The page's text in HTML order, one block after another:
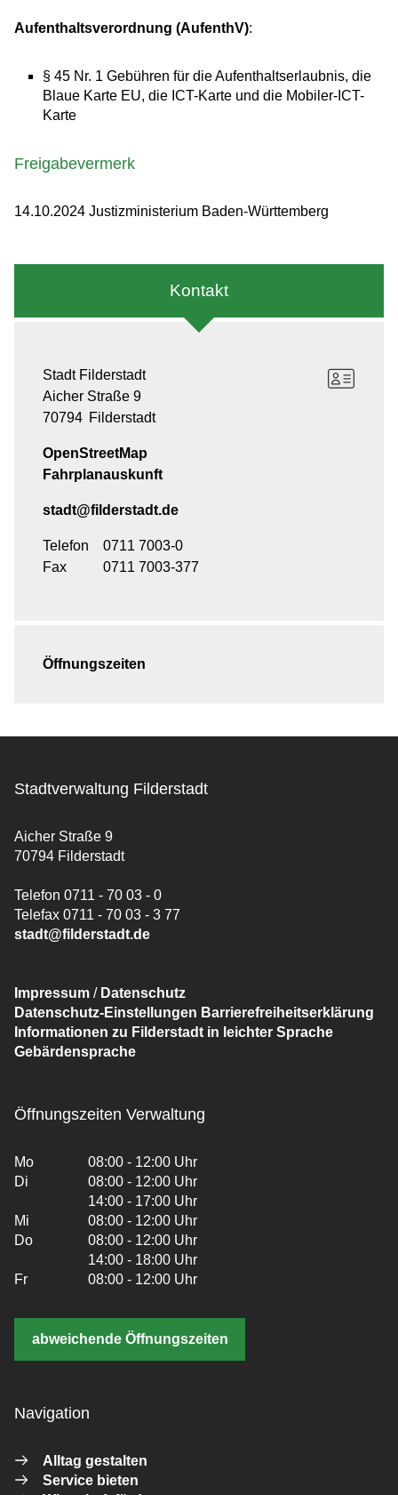
Aufenthaltsverordnung (AufenthV):
§ 45 Nr. 1 Gebühren für die Aufenthaltserlaubnis, die
Blaue Karte EU, die ICT-Karte und die Mobiler-ICT-
Karte
Freigabevermerk
14.10.2024 Justizministerium Baden-Württemberg
Kontakt
Stadt Filderstadt
Aicher Straße 9
70794 Filderstadt
OpenStreetMap
Fahrplanauskunft
stadt@filderstadt.de
Telefon
0711 7003-0
Fax
0711 7003-377
Öffnungszeiten
Stadtverwaltung Filderstadt
Aicher Straße 9
70794 Filderstadt
Telefon 0711 - 70 03 - 0
Telefax 0711 - 70 03 - 3 77
stadt@filderstadt.de
Impressum / Datenschutz
Datenschutz-Einstellungen Barrierefreiheitserklärung
Informationen zu Filderstadt in leichter Sprache
Gebärdensprache
Öffnungszeiten Verwaltung
Mo
08:00 - 12:00 Uhr
Di
08:00 - 12:00 Uhr
14:00 - 17:00 Uhr
Mi
08:00 - 12:00 Uhr
Do
08:00 - 12:00 Uhr
14:00 - 18:00 Uhr
Fr
08:00 - 12:00 Uhr
abweichende Öffnungszeiten
Navigation
Alltag gestalten
Service bieten